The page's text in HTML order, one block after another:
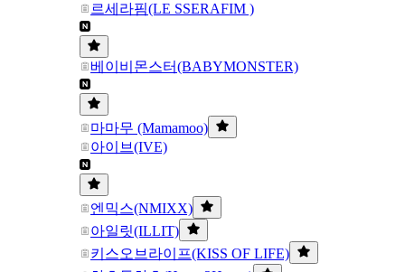
르세라핌(LE SSERAFIM )
베이비몬스터(BABYMONSTER)
마마무 (Mamamoo)
아이브(IVE)
엔믹스(NMIXX)
아일릿(ILLIT)
키스오브라이프(KISS OF LIFE)